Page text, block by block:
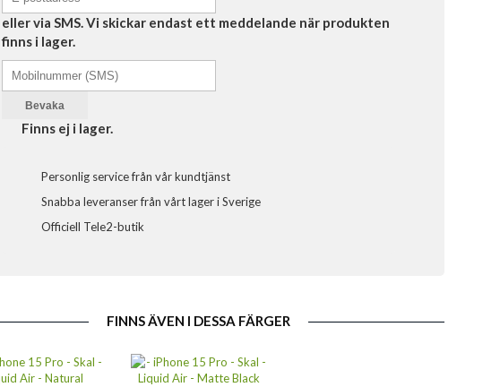
eller via SMS. Vi skickar endast ett meddelande när produkten
finns i lager.
Bevaka
Finns ej i lager.
Personlig service från vår kundtjänst
Snabba leveranser från vårt lager i Sverige
Officiell Tele2-butik
FINNS ÄVEN I DESSA FÄRGER